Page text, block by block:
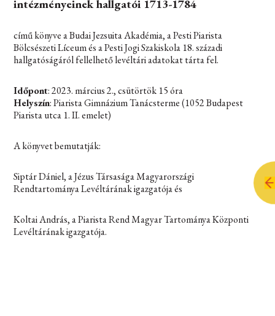
intézményeinek hallgatói 1713-1784
című könyve a Budai Jezsuita Akadémia, a Pesti Piarista
Bölcsészeti Líceum és a Pesti Jogi Szakiskola 18. századi
hallgatóságáról fellelhető levéltári adatokat tárta fel.
Időpont: 2023. március 2., csütörtök 15 óra
Helyszín: Piarista Gimnázium Tanácsterme (1052 Budapest
Piarista utca 1. II. emelet)
A könyvet bemutatják:
Siptár Dániel, a Jézus Társasága Magyarországi
Rendtartománya Levéltárának igazgatója és
Koltai András, a Piarista Rend Magyar Tartománya Központi
Levéltárának igazgatója.